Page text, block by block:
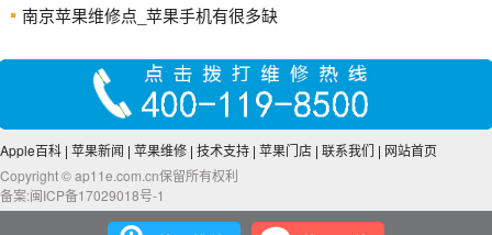
南京苹果维修点_苹果手机有很多缺
Apple百科 | 苹果新闻 | 苹果维修 | 技术支持 | 苹果门店 | 联系我们 | 网站首页
Copyright © ap11e.com.cn保留所有权利
备案:闽ICP备17029018号-1